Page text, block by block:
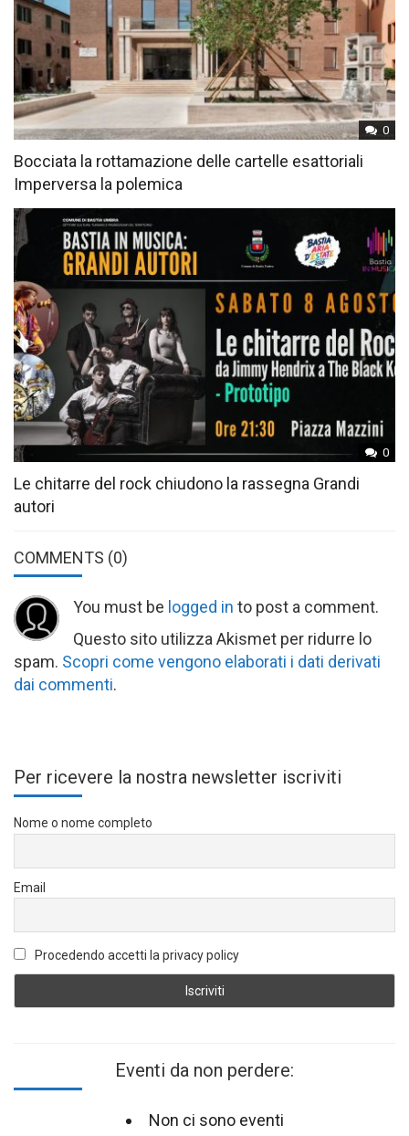
0
Bocciata la rottamazione delle cartelle esattoriali
Imperversa la polemica
0
Le chitarre del rock chiudono la rassegna Grandi
autori
COMMENTS (0)
You must be logged in to post a comment.
Questo sito utilizza Akismet per ridurre lo
spam. Scopri come vengono elaborati i dati derivati
dai commenti.
Per ricevere la nostra newsletter iscriviti
Nome o nome completo
Email
Procedendo accetti la privacy policy
Eventi da non perdere:
Non ci sono eventi